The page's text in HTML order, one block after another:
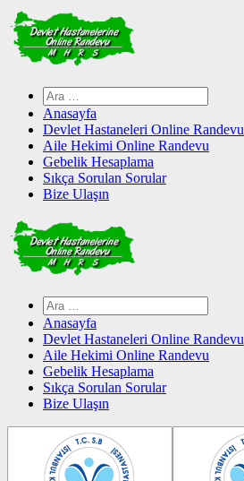
Skip
to
content
Arama:
Anasayfa
Devlet Hastaneleri Online Randevu
Aile Hekimi Online Randevu
Gebelik Hesaplama
Sıkça Sorulan Sorular
Bize Ulaşın
Arama:
Anasayfa
Devlet Hastaneleri Online Randevu
Aile Hekimi Online Randevu
Gebelik Hesaplama
Sıkça Sorulan Sorular
Bize Ulaşın